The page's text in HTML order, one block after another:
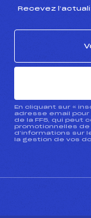
Recevez
En cliquant sur «
adresse email
de la FFS, qui
promotionnelles de
d’informations sur
la gestion de vos